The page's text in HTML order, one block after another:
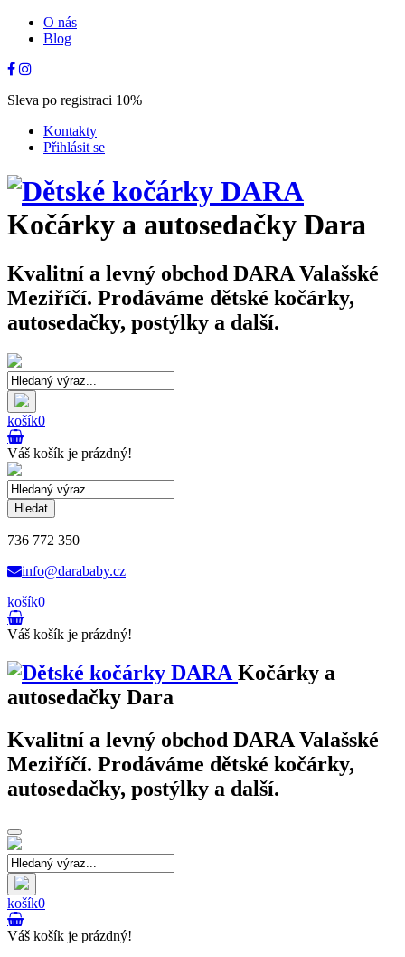
O nás
Blog
Sleva po registraci 10%
Kontakty
Přihlásit se
Kočárky a autosedačky Dara
Kvalitní a levný obchod DARA Valašské
Meziříčí. Prodáváme dětské kočárky,
autosedačky, postýlky a další.
košík0
Váš košík je prázdný!
Hledat
736 772 350
info@darababy.cz
košík0
Váš košík je prázdný!
Kočárky a
autosedačky Dara
Kvalitní a levný obchod DARA Valašské
Meziříčí. Prodáváme dětské kočárky,
autosedačky, postýlky a další.
Toggle
navigation
košík0
Váš košík je prázdný!